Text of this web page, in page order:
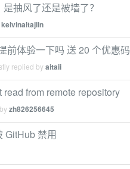
抽风了还是被墙了？
kelvinaltajiin
前体验一下吗 送 20 个优惠码
replied byaitaii
from remote repository
zh826256645
GitHub 禁用